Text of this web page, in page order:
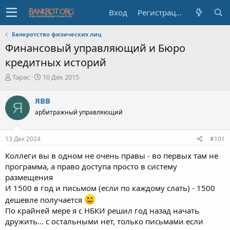
Вход Регистрация
Банкротство физических лиц
Финансовый управляющий и Бюро
кредитных историй
А
т
о
р
т
е
м
Тарас
Д
а
н
ч
а
10 Дек 2015
Я ЯВВ
арбитражный управляющий
13 Дек 2024 #101
Коллеги вы в одном не очень правы - во первых там не
программа, а право доступа просто в систему
размещения
И 1500 в год и письмом (если по каждому слать) - 1500
дешевле получается
По крайней мере я с НБКИ решил год назад начать
дружить... с остальными нет, только письмами если